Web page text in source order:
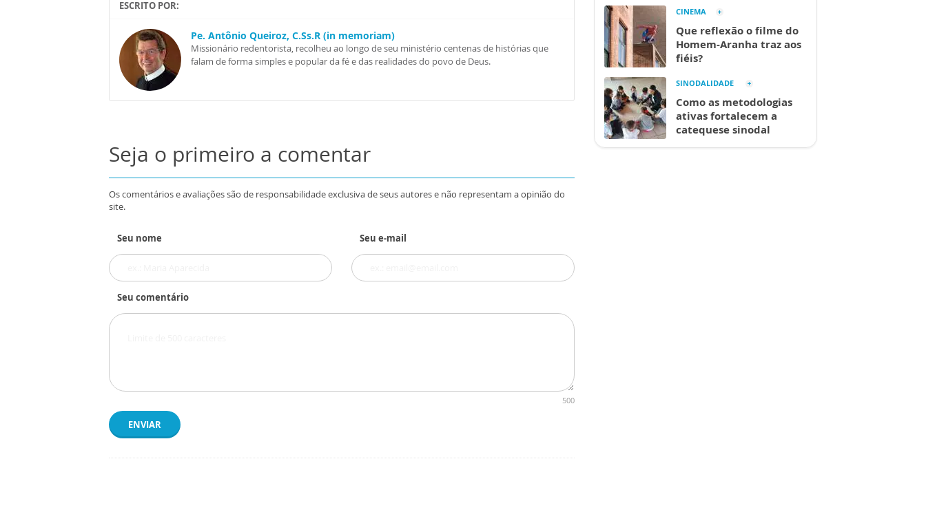
ESCRITO POR:
Pe. Antônio Queiroz, C.Ss.R (in memoriam)
Missionário redentorista, recolheu ao longo de seu ministério centenas de histórias que
falam de forma simples e popular da fé e das realidades do povo de Deus.
Seja o primeiro a comentar
Os comentários e avaliações são de responsabilidade exclusiva de seus autores e não representam a opinião do
site.
Seu nome Seu e-mail
Seu comentário
500
ENVIAR
CINEMA
Que reflexão o filme do
Homem-Aranha traz aos
fiéis?
SINODALIDADE
Como as metodologias
ativas fortalecem a
catequese sinodal